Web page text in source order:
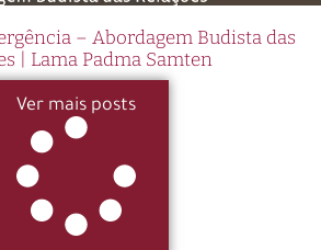
– Abordagem Budista das
| Lama Padma Samten
Ver mais posts